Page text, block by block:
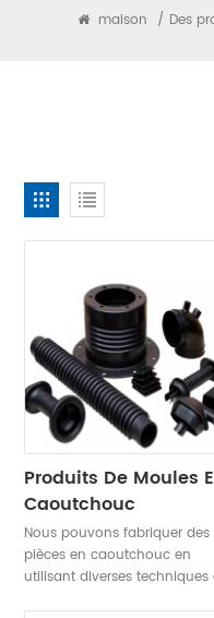
maison / Des
Produits De Moules
Caoutchouc
Automobiles
Personnalisés
Nous pouvons fabriquer des
pièces en caoutchouc en
utilisant diverses techniques